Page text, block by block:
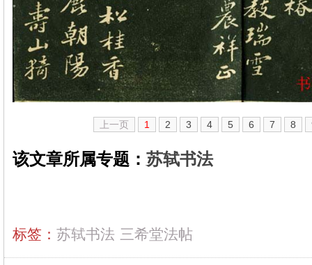
上一页 1 2 3 4 5 6 7 8
该文章所属专题： 苏轼书法
标签： 苏轼书法 三希堂法帖